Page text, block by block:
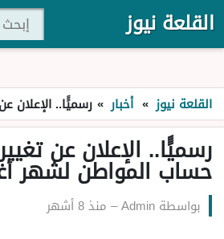
القلعة نيوز
القلعة نيوز » أخبار » رسميًًا.. الإعلان عن تغيير
رسميًًا.. الإعلان عن
حساب المواطن
بواسطة Admin
– منذ 8 أشهر